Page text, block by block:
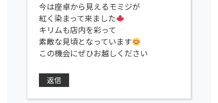
今は座卓から見えるモミジが
紅く染まって来ました
キリムも店内を彩って
素敵な見頃となっています
この機会にぜひお越しください
返信